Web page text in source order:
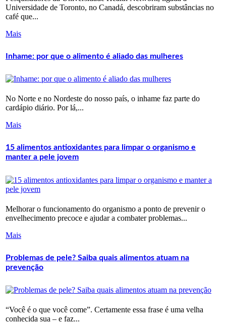
Universidade de Toronto, no Canadá, descobriram substâncias no
café que...
Mais
Inhame: por que o alimento é aliado das mulheres
No Norte e no Nordeste do nosso país, o inhame faz parte do
cardápio diário. Por lá,...
Mais
15 alimentos antioxidantes para limpar o organismo e
manter a pele jovem
Melhorar o funcionamento do organismo a ponto de prevenir o
envelhecimento precoce e ajudar a combater problemas...
Mais
Problemas de pele? Saiba quais alimentos atuam na
prevenção
“Você é o que você come”. Certamente essa frase é uma velha
conhecida sua – e faz...